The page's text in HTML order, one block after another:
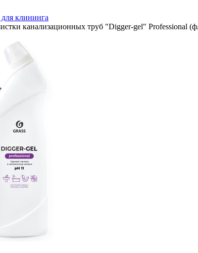
клининга
канализационных труб "Digger-gel" Professional